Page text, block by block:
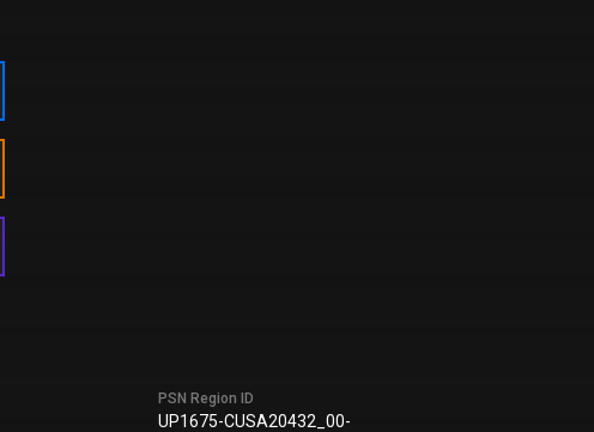
PSN Region ID
UP1675-CUSA20432_00-